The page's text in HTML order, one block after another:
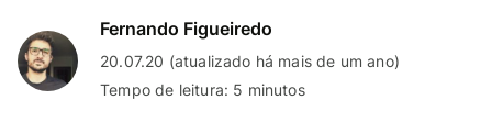
Fernando Figueiredo
20.07.20 (atualizado há mais de um ano)
Tempo de leitura: 5 minutos